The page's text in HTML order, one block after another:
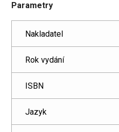
Parametry
Nakladatel
Rok vydání
ISBN
Jazyk